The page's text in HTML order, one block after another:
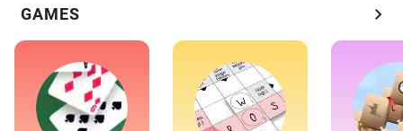
GAMES chevron_right